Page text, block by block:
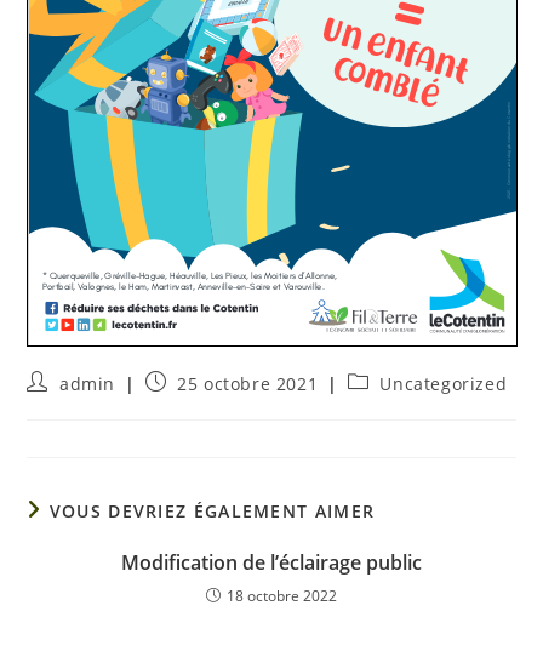
admin 25 octobre 2021 Uncategorized
VOUS DEVRIEZ ÉGALEMENT AIMER
Modification de l’éclairage public
18 octobre 2022